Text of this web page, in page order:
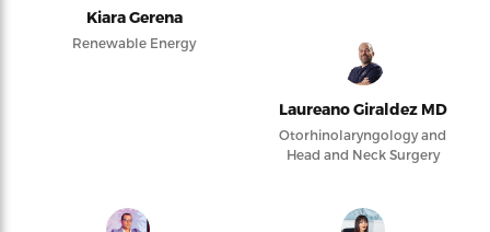
Kiara Gerena
Renewable Energy
Laureano Giraldez MD
Otorhinolaryngology and
Head and Neck Surgery